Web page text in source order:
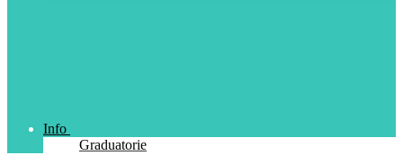
Info
Graduatorie